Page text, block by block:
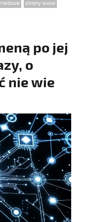
strony www
po jej
o
nie wie